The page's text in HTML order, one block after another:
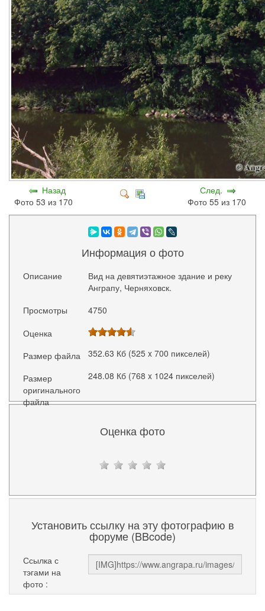
Назад
Фото 53 из 170
След.
Фото 55 из 170
Информация о фото
Описание
Вид на девятиэтажное здание и реку
Анграпу, Черняховск.
Просмотры
4750
Оценка
Размер файла
352.63 Кб (525 x 700 пикселей)
Размер
оригинального
файла
248.08 Кб (768 x 1024 пикселей)
Оценка фото
Установить ссылку на эту фотографию в
форуме (BBcode)
Ссылка с
тэгами на
фото :